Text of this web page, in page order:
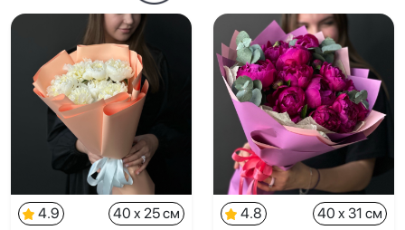
4.9
40 x 25 см
4.8
40 x 31 см